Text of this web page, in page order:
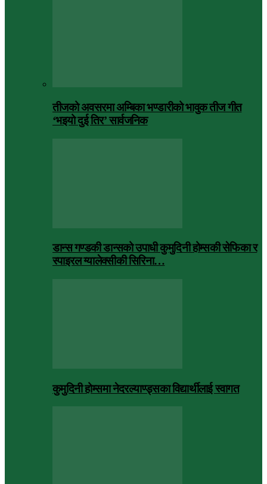
तीजको अवसरमा अम्बिका भण्डारीको भावुक तीज गीत
‘भइयो दुई तिर’ सार्वजनिक
डान्स गण्डकी डान्सको उपाधी कुमुदिनी होम्सकी सेफिका र
स्पाइरल ग्यालेक्सीकी सिरिना…
कुमुदिनी होम्समा नेदरल्याण्ड्सका विद्यार्थीलाई स्वागत